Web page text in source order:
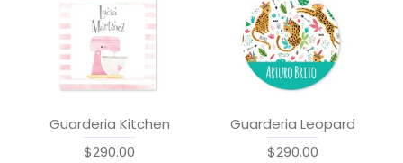
Guarderia Kitchen
$290.00
Guarderia Leopard
$290.00